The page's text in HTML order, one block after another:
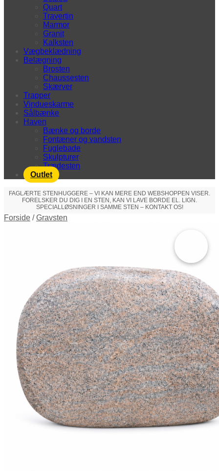
Quart
Travertin
Marmor
Granit
Kalksten
Vægbeklædning
Belægning
Brosten
Chaussesten
Skærver
Trapper
Vindueskarme
Sålbænke
Haven
Bænke og borde
Fontæner og vandsten
Fuglebade
Skulpturer
Trædesten
Outlet
FAGLÆRTE STENHUGGERE – VI KAN MERE END WEBSHOPPEN VISER.
FORELSKER DU DIG I EN STEN, KAN VI LAVE BORDE EL. LIGN.
SPECIALLØSNINGER I SAMME STEN – KONTAKT OS!
Forside / Gravsten